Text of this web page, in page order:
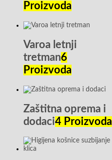
Proizvoda
Varoa letnji
tretman6
Proizvoda
Zaštitna oprema i
dodaci4 Proizvoda